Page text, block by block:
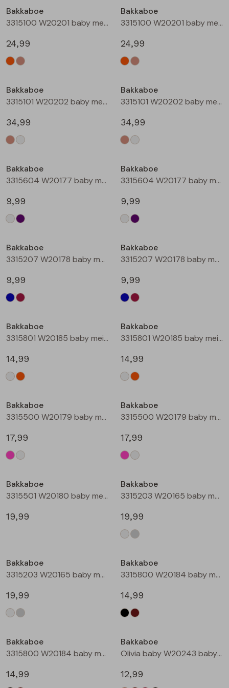
Blouses lange mouw
Sweatshirts
Gilet spencers
Jackjes
Blazers
Bermuda's
Bermuda's
Lange broek
Jackjes
Jassen
Leggings
Rokken
Lange broeken
Lange broeken
Leggings
T-shirts lange mouw
Tops
Vesten
Bakkaboe
3315100 W20201 baby meisjes buiten jack Perzik
24,99
Bakkaboe
3315100 W20201 baby meisjes buiten jack Zand
24,99
Bakkaboe
3315101 W20202 baby meisjes buiten jack Taupe
34,99
Bakkaboe
3315101 W20202 baby meisjes buiten jack Champagne
34,99
Bakkaboe
3315604 W20177 baby meisjes T-shirt lm Cream
9,99
Bakkaboe
3315604 W20177 baby meisjes T-shirt lm Lila
9,99
Bakkaboe
3315207 W20178 baby meisjes lange broek Marine
9,99
Bakkaboe
3315207 W20178 baby meisjes lange broek Wijnrood
9,99
Bakkaboe
3315801 W20185 baby meisjes rok kort Champagne
14,99
Bakkaboe
3315801 W20185 baby meisjes rok kort Perzik
14,99
Bakkaboe
3315500 W20179 baby meisjes gilet/hesje Cerise
17,99
Bakkaboe
3315500 W20179 baby meisjes gilet/hesje Cream
17,99
Bakkaboe
3315501 W20180 baby meisjes gilet/hesje Taupe
19,99
Bakkaboe
3315203 W20165 baby meisjes lange broek Cream
19,99
Bakkaboe
3315203 W20165 baby meisjes lange broek Grijs midden
19,99
Bakkaboe
3315800 W20184 baby meisjes rok kort Zwart
14,99
Bakkaboe
3315800 W20184 baby meisjes rok kort Bruin donker
14,99
Bakkaboe
Olivia baby W20243 baby meisjes T-shirt lm Kit
12,99